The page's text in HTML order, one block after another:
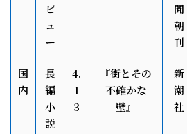
ビ
ュ
ー
聞
朝
刊
国
内
長
編
小
説
4.
1
3
『街とその
不確かな
壁』
新
潮
社